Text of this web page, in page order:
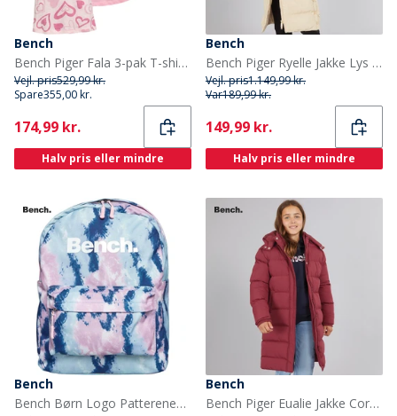
Bench
Bench Piger Fala 3-pak T-shirts Blå/Pink Hjerte/Pink
Vejl. pris529,99 kr.
Spare355,00 kr.
Current
174,99 kr.
Halv pris eller mindre
Bench
Bench Piger Ryelle Jakke Lys Beige
Vejl. pris1.149,99 kr.
Var189,99 kr.
Current
149,99 kr.
Halv pris eller mindre
Bench
Bench Børn Logo Patterened Rygsække Flerfarvet
Bench
Bench Piger Eualie Jakke Cordovan